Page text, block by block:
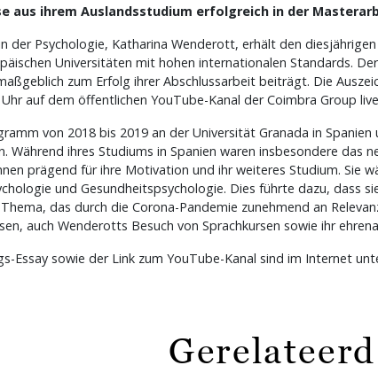
aus ihrem Auslandsstudium erfolgreich in der
Psychologie, Katharina Wenderott, erhält den
Universitäten mit hohen internationalen Standards.
zum Erfolg ihrer Abschlussarbeit beiträgt. Die
auf dem öffentlichen YouTube-Kanal der Coimbra Group
von 2018 bis 2019 an der Universität Granada in
Während ihres Studiums in Spanien waren insbesondere
prägend für ihre Motivation und ihr weiteres Studium. Sie
und Gesundheitspsychologie. Dies führte dazu, dass
das durch die Corona-Pandemie zunehmend an
auch Wenderotts Besuch von Sprachkursen sowie ihr
Essay sowie der Link zum YouTube-Kanal sind im Internet
Gerelateerd